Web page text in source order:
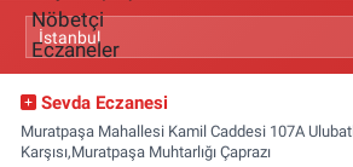
Sevda Eczanesi
Muratpaşa Mahallesi Kamil Caddesi 107A
Karşısı,Muratpaşa Muhtarlığı Çaprazı